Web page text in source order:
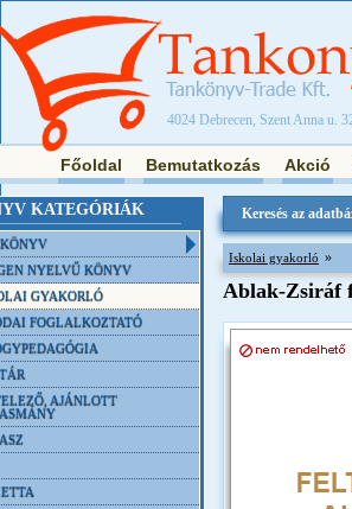
4024 Debrecen, Szent Anna u.
Főoldal Bemutatkozás Akció
KATEGÓRIÁK
NYELVŰ KÖNYV
GYAKORLÓ
FOGLALKOZTATÓ
AJÁNLOTT
Keresés az
Iskolai gyakorló »
Ablak-Zsiráf